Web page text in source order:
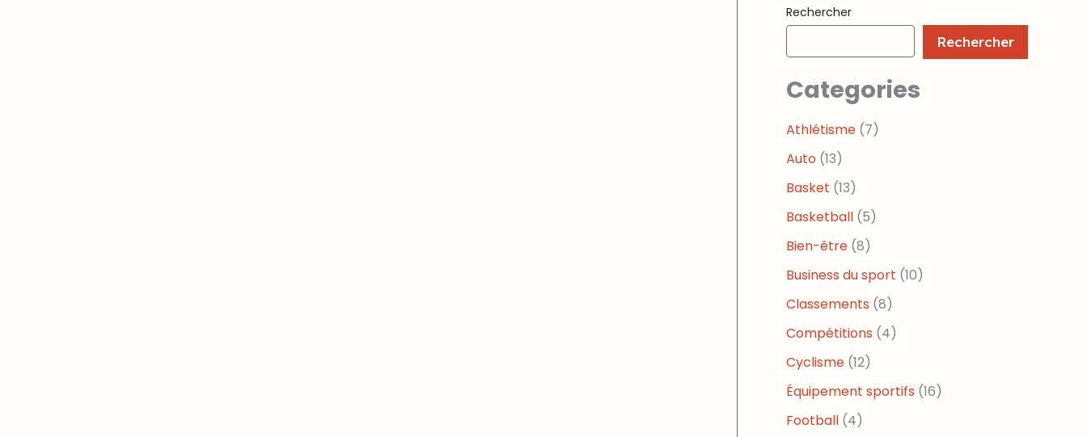
Rechercher
Rechercher
Categories
Athlétisme (7)
Auto (13)
Basket (13)
Basketball (5)
Bien-être (8)
Business du sport (10)
Classements (8)
Compétitions (4)
Cyclisme (12)
Équipement sportifs (16)
Football (4)